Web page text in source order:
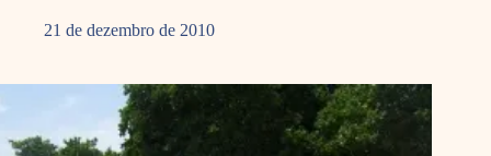
21 de dezembro de 2010